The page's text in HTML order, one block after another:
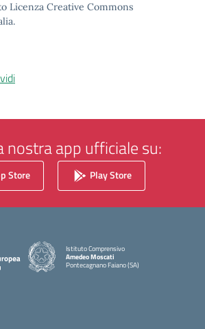
Licenza Creative Commons
nostra app ufficiale su:
Store Play Store
Istituto Comprensivo
Amedeo Moscati
Pontecagnano Faiano (SA)
— Visita la pagina iniziale della scuola